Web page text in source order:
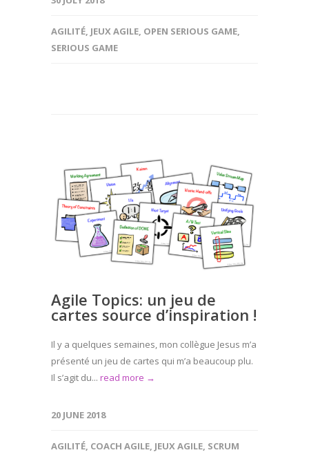
AGILITÉ, JEUX AGILE, OPEN SERIOUS GAME,
SERIOUS GAME
Agile Topics: un jeu de
cartes source d’inspiration !
Il y a quelques semaines, mon collègue Jesus m’a
présenté un jeu de cartes qui m’a beaucoup plu.
Il s’agit du... read more →
20 JUNE 2018
AGILITÉ, COACH AGILE, JEUX AGILE, SCRUM